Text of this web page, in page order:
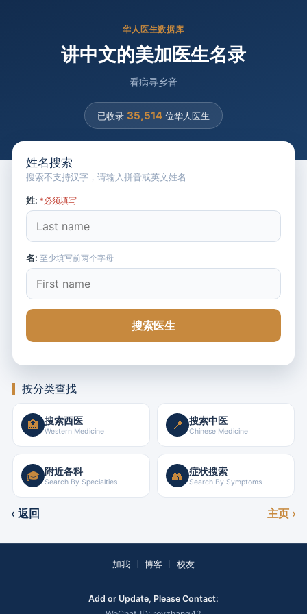
华人医生数据库
讲中文的美加医生名录
看病寻乡音
已收录 35,514 位华人医生
姓名搜索
搜索不支持汉字，请输入拼音或英文姓名
姓: *必须填写
名: 至少填写前两个字母
搜索医生
按分类查找
🏥 搜索西医
Western Medicine 📍 搜索中医
Chinese Medicine
🎓 附近各科
Search By Specialties 👥 症状搜索
Search By Symptoms
‹ 返回 主页 ›
加我 博客 校友
Add or Update, Please Contact: